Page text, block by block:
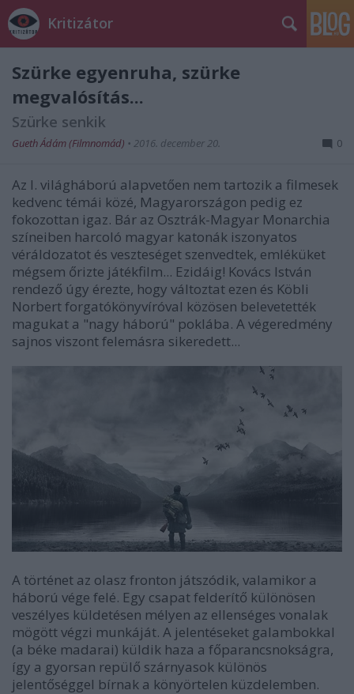
Kritizátor
Szürke egyenruha, szürke
megvalósítás...
Szürke senkik
Gueth Ádám (Filmnomád) • 2016. december 20. 0
Az I. világháború alapvetően nem tartozik a filmesek
kedvenc témái közé, Magyarországon pedig ez
fokozottan igaz. Bár az Osztrák-Magyar Monarchia
színeiben harcoló magyar katonák iszonyatos
véráldozatot és veszteséget szenvedtek, emléküket
mégsem őrizte játékfilm... Ezidáig! Kovács István
rendező úgy érezte, hogy változtat ezen és Köbli
Norbert forgatókönyvíróval közösen belevetették
magukat a "nagy háború" poklába. A végeredmény
sajnos viszont felemásra sikeredett...
A történet az olasz fronton játszódik, valamikor a
háború vége felé. Egy csapat felderítő különösen
veszélyes küldetésen mélyen az ellenséges vonalak
mögött végzi munkáját. A jelentéseket galambokkal
(a béke madarai) küldik haza a főparancsnokságra,
így a gyorsan repülő szárnyasok különös
jelentőséggel bírnak a könyörtelen küzdelemben.